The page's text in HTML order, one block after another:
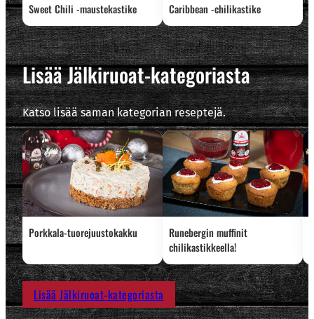
Sweet Chili -maustekastike Caribbean -chilikastike
Lisää Jälkiruoat-kategoriasta
Katso lisää saman kategorian reseptejä.
Porkkala-tuorejuustokakku
Runebergin muffinit
chilikastikkeella!
Lisää Jälkiruoat-kategoriasta